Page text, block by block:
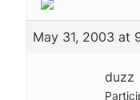
May 31, 2003 at
duzz